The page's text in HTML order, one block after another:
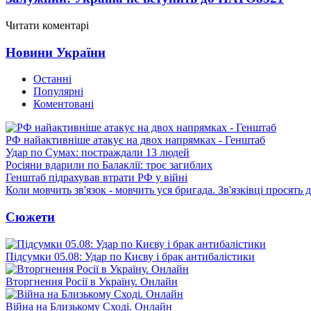
Читати коментарі
Новини України
Останні
Популярні
Коментовані
РФ найактивніше атакує на двох напрямках - Генштаб
Удар по Сумах: постраждали 13 людей
Росіяни вдарили по Балаклії: троє загиблих
Генштаб підрахував втрати РФ у війні
Коли мовчить зв'язок - мовчить уся бригада. Зв'язківці просять
Сюжети
Підсумки 05.08: Удар по Києву і брак антибалістики
Вторгнення Росії в Україну. Онлайн
Війна на Близькому Сході. Онлайн